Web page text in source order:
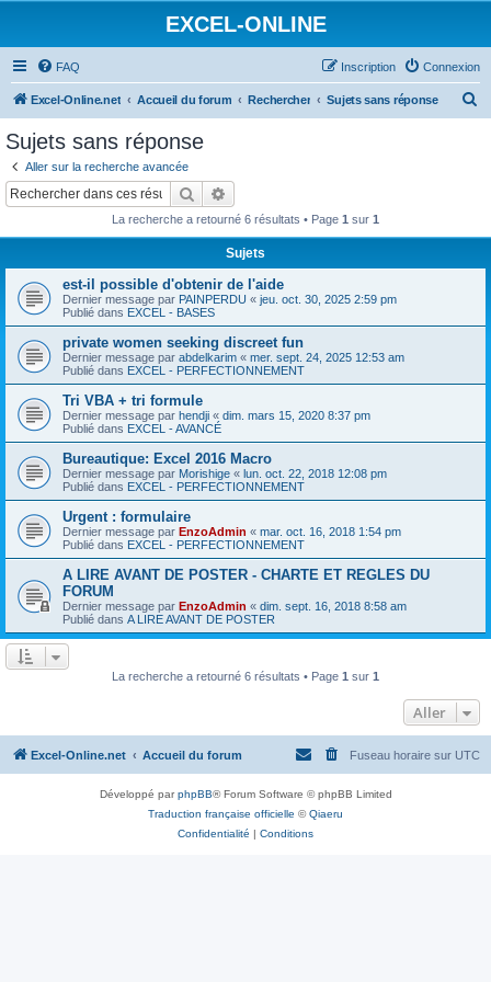
EXCEL-ONLINE
FAQ Connexion
Inscription
Excel-Online.net Accueil du forum Rechercher Sujets sans réponse
Sujets sans réponse
Aller sur la recherche avancée
Rechercher
La recherche a retourné 6 résultats • Page 1 sur 1
Sujets
est-il possible d'obtenir de l'aide
Dernier message par PAINPERDU « jeu. oct. 30, 2025 2:59 pm
Publié dans EXCEL - BASES
private women seeking discreet fun
Dernier message par abdelkarim « mer. sept. 24, 2025 12:53 am
Publié dans EXCEL - PERFECTIONNEMENT
Tri VBA + tri formule
Dernier message par hendji « dim. mars 15, 2020 8:37 pm
Publié dans EXCEL - AVANCÉ
Bureautique: Excel 2016 Macro
Dernier message par Morishige « lun. oct. 22, 2018 12:08 pm
Publié dans EXCEL - PERFECTIONNEMENT
Urgent : formulaire
Dernier message par EnzoAdmin « mar. oct. 16, 2018 1:54 pm
Publié dans EXCEL - PERFECTIONNEMENT
A LIRE AVANT DE POSTER - CHARTE ET REGLES DU
FORUM
Dernier message par EnzoAdmin « dim. sept. 16, 2018 8:58 am
Publié dans A LIRE AVANT DE POSTER
La recherche a retourné 6 résultats • Page 1 sur 1
Aller
Excel-Online.net Accueil du forum Fuseau horaire sur UTC
Développé parphpBB® Forum Software © phpBB Limited
Traduction française officielle ©Qiaeru
Confidentialité | Conditions